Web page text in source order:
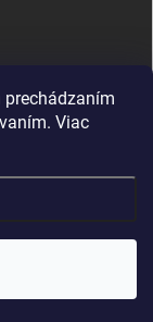
prechádzaním
Viac
Upraviť